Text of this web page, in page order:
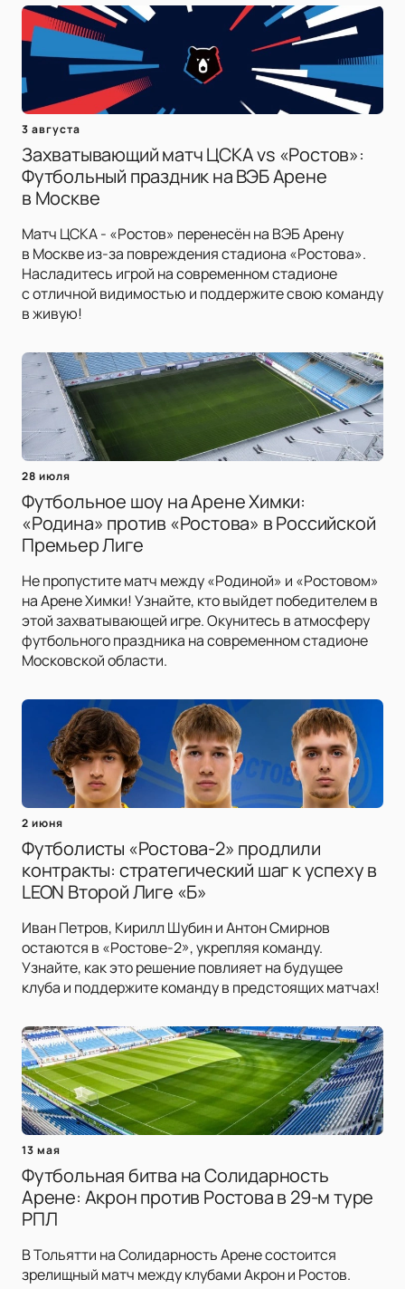
3 августа
Захватывающий матч ЦСКА vs «Ростов»:
Футбольный праздник на ВЭБ Арене
в Москве
Матч ЦСКА - «Ростов» перенесён на ВЭБ Арену
в Москве из-за повреждения стадиона «Ростова».
Насладитесь игрой на современном стадионе
с отличной видимостью и поддержите свою команду
в живую!
28 июля
Футбольное шоу на Арене Химки:
«Родина» против «Ростова» в Российской
Премьер Лиге
Не пропустите матч между «Родиной» и «Ростовом»
на Арене Химки! Узнайте, кто выйдет победителем в
этой захватывающей игре. Окунитесь в атмосферу
футбольного праздника на современном стадионе
Московской области.
2 июня
Футболисты «Ростова-2» продлили
контракты: стратегический шаг к успеху в
LEON Второй Лиге «Б»
Иван Петров, Кирилл Шубин и Антон Смирнов
остаются в «Ростове-2», укрепляя команду.
Узнайте, как это решение повлияет на будущее
клуба и поддержите команду в предстоящих матчах!
13 мая
Футбольная битва на Солидарность
Арене: Акрон против Ростова в 29-м туре
РПЛ
В Тольятти на Солидарность Арене состоится
зрелищный матч между клубами Акрон и Ростов.